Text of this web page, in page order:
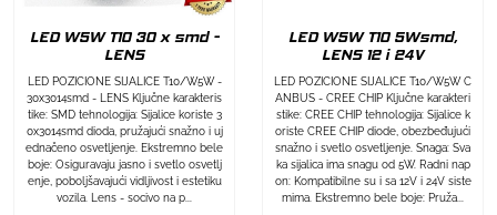
LED W5W T10 30 x smd -
LENS
LED POZICIONE SIJALICE T10/W5W -
30x3014smd - LENS Ključne karakteris
tike: SMD tehnologija: Sijalice koriste 3
0x3014smd dioda, pružajući snažno i uj
ednačeno osvetljenje. Ekstremno bele
boje: Osiguravaju jasno i svetlo osvetlj
enje, poboljšavajući vidljivost i estetiku
vozila. Lens - socivo na p...
LED W5W T10 5Wsmd,
LENS 12 i 24V
LED POZICIONE SIJALICE T10/W5W C
ANBUS - CREE CHIP Ključne karakteri
stike: CREE CHIP tehnologija: Sijalice k
oriste CREE CHIP diode, obezbeđujući
snažno i svetlo osvetljenje. Snaga: Sva
ka sijalica ima snagu od 5W. Radni nap
on: Kompatibilne su i sa 12V i 24V siste
mima. Ekstremno bele boje: Pruža...